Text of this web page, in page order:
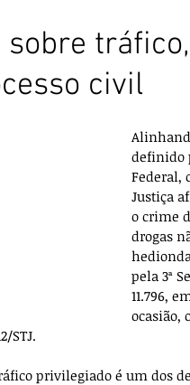
civil
definido
Federal,
Justiça
o crime
drogas
pela 3ª
11.796,
ocasião,
STJ.
privilegiado é um dos